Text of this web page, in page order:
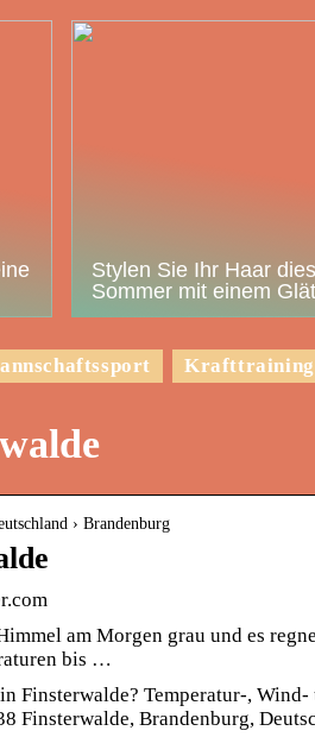
Stylen Sie Ihr Haar
Sommer mit einem
Krafttraining
› Brandenburg
am Morgen grau und es
bis …
Finsterwalde? Temperatur-,
Finsterwalde, Brandenburg,